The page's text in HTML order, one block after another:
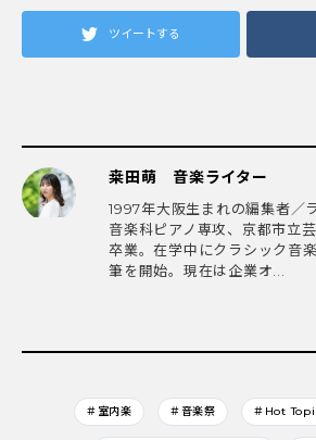
ツイートする
桒田萌 音楽ライター
1997年大阪生まれの編集者／
音楽科ピアノ専攻、京都市立
卒業。在学中にクラシック音
筆を開始。現在は企業オ...
＃室内楽 ＃音楽祭 ＃Hot